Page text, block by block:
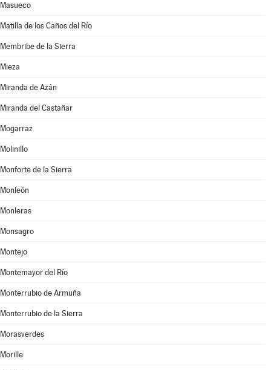
Masueco
Matilla de los Caños del Río
Membribe de la Sierra
Mieza
Miranda de Azán
Miranda del Castañar
Mogarraz
Molinillo
Monforte de la Sierra
Monleón
Monleras
Monsagro
Montejo
Montemayor del Río
Monterrubio de Armuña
Monterrubio de la Sierra
Morasverdes
Morille